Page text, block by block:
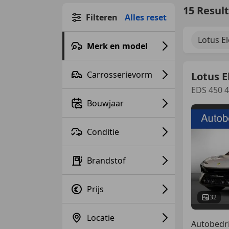
Filteren Alles reset
Merk en model
Carrosserievorm
Bouwjaar
Conditie
Brandstof
Prijs
Locatie
15
Lotus
Lotus
EDS 450
32